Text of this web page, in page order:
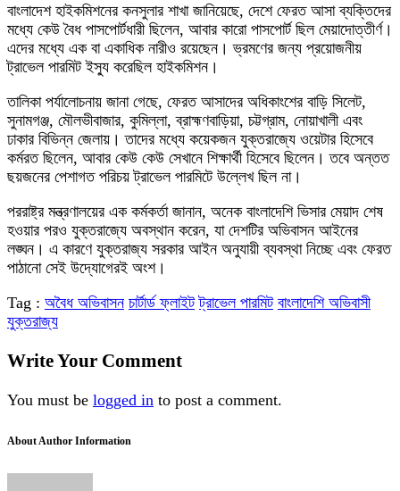
বাংলাদেশ হাইকমিশনের কনসুলার শাখা জানিয়েছে, দেশে ফেরত আসা ব্যক্তিদের
মধ্যে কেউ বৈধ পাসপোর্টধারী ছিলেন, আবার কারো পাসপোর্ট ছিল মেয়াদোত্তীর্ণ।
এদের মধ্যে এক বা একাধিক নারীও রয়েছেন। ভ্রমণের জন্য প্রয়োজনীয়
ট্রাভেল পারমিট ইস্যু করেছিল হাইকমিশন।
তালিকা পর্যালোচনায় জানা গেছে, ফেরত আসাদের অধিকাংশের বাড়ি সিলেট,
সুনামগঞ্জ, মৌলভীবাজার, কুমিল্লা, ব্রাহ্মণবাড়িয়া, চট্টগ্রাম, নোয়াখালী এবং
ঢাকার বিভিন্ন জেলায়। তাদের মধ্যে কয়েকজন যুক্তরাজ্যে ওয়েটার হিসেবে
কর্মরত ছিলেন, আবার কেউ কেউ সেখানে শিক্ষার্থী হিসেবে ছিলেন। তবে অন্তত
ছয়জনের পেশাগত পরিচয় ট্রাভেল পারমিটে উল্লেখ ছিল না।
পররাষ্ট্র মন্ত্রণালয়ের এক কর্মকর্তা জানান, অনেক বাংলাদেশি ভিসার মেয়াদ শেষ
হওয়ার পরও যুক্তরাজ্যে অবস্থান করেন, যা দেশটির অভিবাসন আইনের
লঙ্ঘন। এ কারণে যুক্তরাজ্য সরকার আইন অনুযায়ী ব্যবস্থা নিচ্ছে এবং ফেরত
পাঠানো সেই উদ্যোগেরই অংশ।
Tag : অবৈধ অভিবাসন চার্টার্ড ফ্লাইট ট্রাভেল পারমিট বাংলাদেশি অভিবাসী
যুক্তরাজ্য
Write Your Comment
You must be logged in to post a comment.
About Author Information